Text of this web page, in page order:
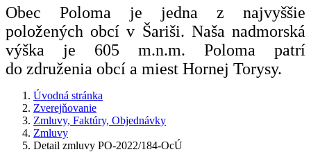
Obec Poloma je jedna z najvyššie
položených obcí v Šariši. Naša nadmorská
výška je 605 m.n.m. Poloma patrí
do združenia obcí a miest Hornej Torysy.
Úvodná stránka
Zverejňovanie
Zmluvy, Faktúry, Objednávky
Zmluvy
Detail zmluvy PO-2022/184-OcÚ